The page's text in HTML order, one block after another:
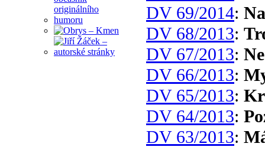
DV 69/2014:
DV 68/2013:
DV 67/2013:
DV 66/2013:
DV 65/2013:
DV 64/2013:
DV 63/2013: